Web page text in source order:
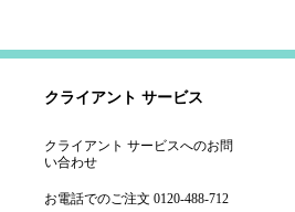
クライアント サービス
クライアント サービスへのお問
い合わせ
お電話でのご注文 0120-488-712